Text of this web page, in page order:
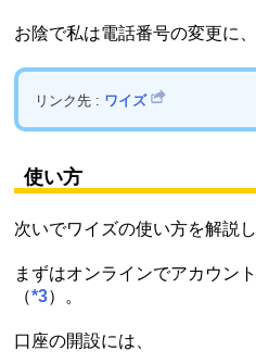
お陰で私は電話番号の変更に
リンク先 : ワイズ
使い方
次いでワイズの使い方を解説
まずはオンラインでアカウン
（*3）。
口座の開設には、